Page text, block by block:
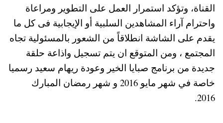
القناة، وتؤكد استمرار العمل على التطوير ومراعاة
واحترام آراء المشاهدين السلبية أو الإيجابية فى كل ما
يقدم على الشاشة انطلاقاً من الشعور بالمسئولية تجاه
المجتمع ، ومن المتوقع ان يتم تسجيل واذاعة حلقة
جديدة من برنامج صبايا الخير وعودة ريهام سعيد رسميا
خاصة في شهر مايو 2016 و شهر رمضان المبارك
2016.